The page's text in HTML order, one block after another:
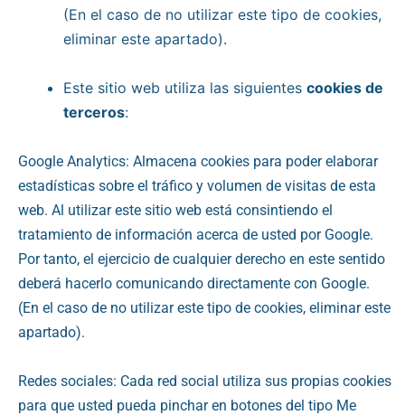
(En el caso de no utilizar este tipo de cookies,
eliminar este apartado).
Este sitio web utiliza las siguientes cookies de
terceros:
Google Analytics: Almacena cookies para poder elaborar
estadísticas sobre el tráfico y volumen de visitas de esta
web. Al utilizar este sitio web está consintiendo el
tratamiento de información acerca de usted por Google.
Por tanto, el ejercicio de cualquier derecho en este sentido
deberá hacerlo comunicando directamente con Google.
(En el caso de no utilizar este tipo de cookies, eliminar este
apartado).
Redes sociales: Cada red social utiliza sus propias cookies
para que usted pueda pinchar en botones del tipo Me